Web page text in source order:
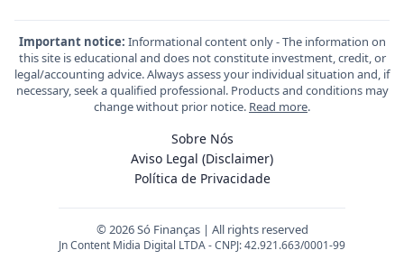
Important notice: Informational content only - The information on
this site is educational and does not constitute investment, credit, or
legal/accounting advice. Always assess your individual situation and, if
necessary, seek a qualified professional. Products and conditions may
change without prior notice. Read more.
Sobre Nós
Aviso Legal (Disclaimer)
Política de Privacidade
© 2026 Só Finanças | All rights reserved
Jn Content Midia Digital LTDA - CNPJ: 42.921.663/0001-99